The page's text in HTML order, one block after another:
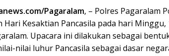
Pagaralam, – Polres Pagaralam
Hari Kesaktian Pancasila pada hari
Upacara ini dilakukan sebagai
nilai luhur Pancasila sebagai dasar